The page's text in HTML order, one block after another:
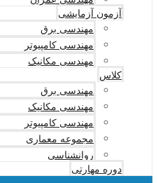
آزمون آزمایشی
مهندسی برق
مهندسی کامپیوتر
مهندسی مکانیک
کلاس
مهندسی برق
مهندسی مکانیک
مهندسی کامپیوتر
مجموعه معماری
روانشناسی
دوره مهارتی